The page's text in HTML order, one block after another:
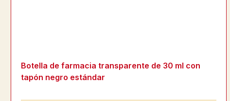
Botella de farmacia transparente de 30 ml con
tapón negro estándar